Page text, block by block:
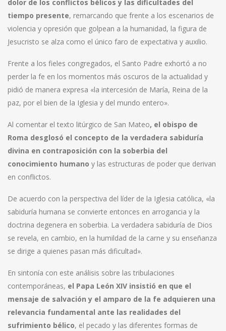
dolor de los conflictos bélicos y las dificultades del
tiempo presente, remarcando que frente a los escenarios de
violencia y opresión que golpean a la humanidad, la figura de
Jesucristo se alza como el único faro de expectativa y auxilio.
Frente a los fieles congregados, el Santo Padre exhortó a no
perder la fe en los momentos más oscuros de la actualidad y
pidió de manera expresa «la intercesión de María, Reina de la
paz, por el bien de la Iglesia y del mundo entero».
Al comentar el texto litúrgico de San Mateo, el obispo de
Roma desglosó el concepto de la verdadera sabiduría
divina en contraposición con la soberbia del
conocimiento humano y las estructuras de poder que derivan
en conflictos.
De acuerdo con la perspectiva del líder de la Iglesia católica, «la
sabiduría humana se convierte entonces en arrogancia y la
doctrina degenera en soberbia. La verdadera sabiduría de Dios
se revela, en cambio, en la humildad de la carne y su enseñanza
se dirige a quienes pasan más dificultad».
En sintonía con este análisis sobre las tribulaciones
contemporáneas, el Papa León XIV insistió en que el
mensaje de salvación y el amparo de la fe adquieren una
relevancia fundamental ante las realidades del
sufrimiento bélico, el pecado y las diferentes formas de